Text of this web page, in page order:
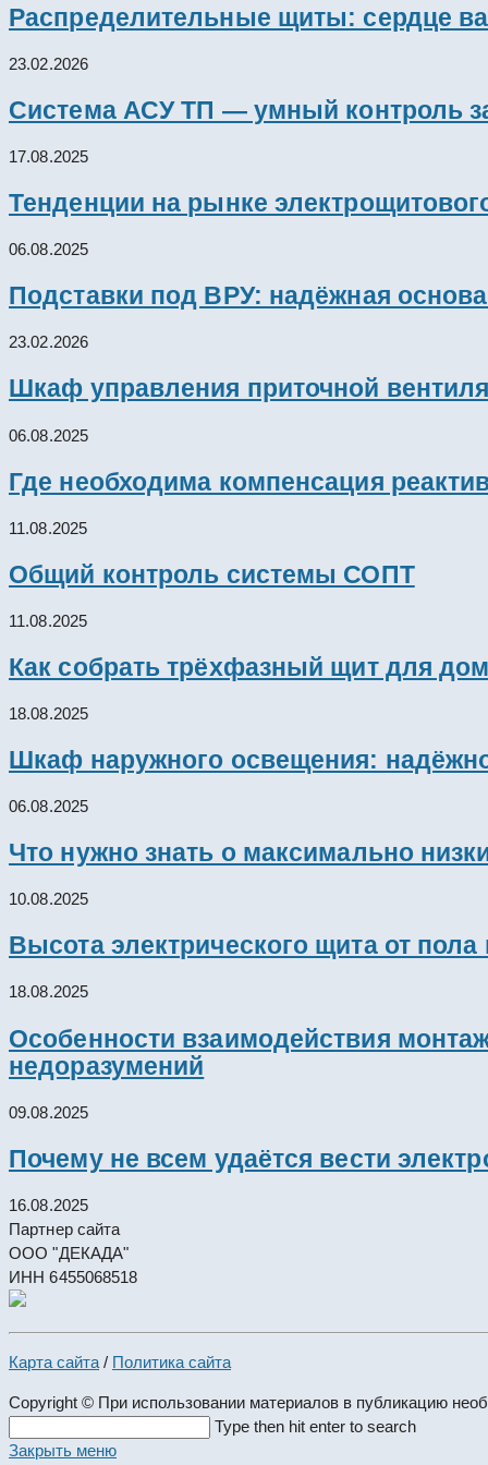
Распределительные щиты: сердце
23.02.2026
Система АСУ ТП — умный контроль
17.08.2025
Тенденции на рынке
06.08.2025
Подставки под ВРУ: надёжная
23.02.2026
Шкаф управления приточной
06.08.2025
Где необходима компенсация
11.08.2025
Общий контроль системы СОПТ
11.08.2025
Как собрать трёхфазный щит для
18.08.2025
Шкаф наружного освещения:
06.08.2025
Что нужно знать о максимально
10.08.2025
Высота электрического щита от
18.08.2025
Особенности взаимодействия
недоразумений
09.08.2025
Почему не всем удаётся вести
16.08.2025
Партнер сайта
ООО "ДЕКАДА"
ИНН 6455068518
Карта сайта / Политика сайта
Copyright © При использовании материалов в публикацию
this
Type then hit enter to search
Закрыть меню